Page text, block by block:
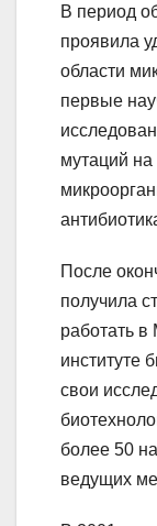
В период
проявила
области
первые
мутаций на
После
получила
работать в
институте
свои
более 50
ведущих